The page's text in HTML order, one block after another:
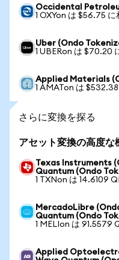
Occidental
1 OXYon は $56.75 に
Uber (Ondo
1 UBERon は $70.20
Applied Materials
1 AMATon は $532.38
さらに変換を探る
アセット変換の高度な
Texas Instruments
Quantum (Ondo
1 TXNon は 14.6109
MercadoLibre
Quantum (Ondo
1 MELIon は 91.5579
Applied